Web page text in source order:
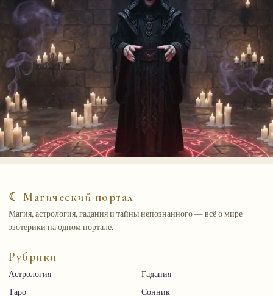
☾ Магический портал
Магия, астрология, гадания и тайны непознанного — всё о мире
эзотерики на одном портале.
Рубрики
Астрология
Гадания
Таро
Сонник